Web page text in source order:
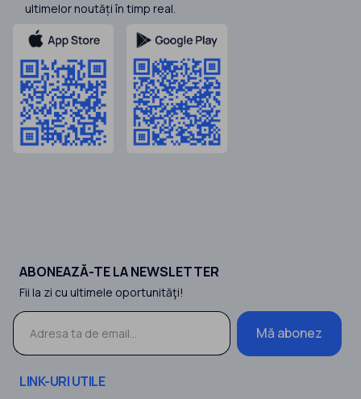
ultimelor noutăți în timp real.
ABONEAZĂ-TE LA NEWSLETTER
Fii la zi cu ultimele oportunităţi!
Mă abonez
LINK-URI UTILE